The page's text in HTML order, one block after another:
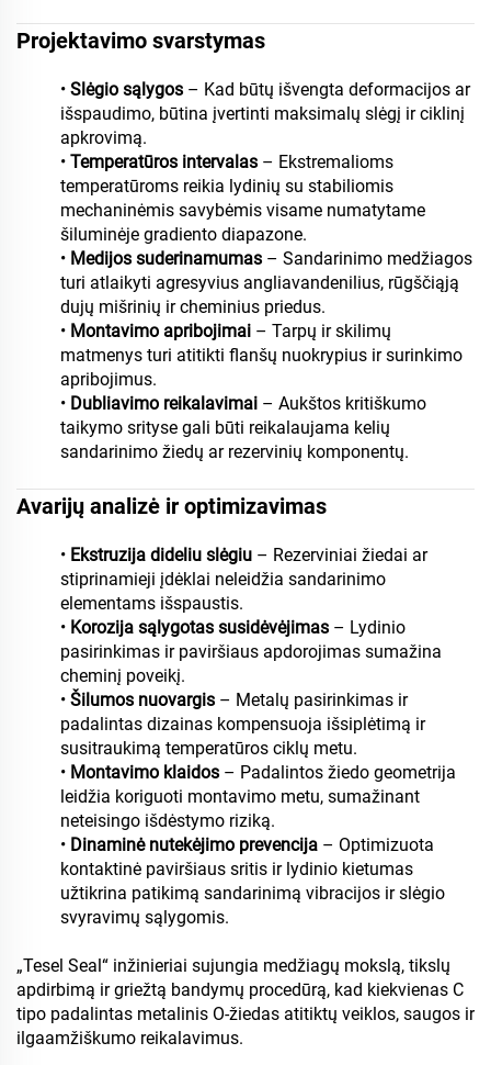
Projektavimo svarstymas
• Slėgio sąlygos – Kad būtų išvengta deformacijos ar
išspaudimo, būtina įvertinti maksimalų slėgį ir ciklinį
apkrovimą.
• Temperatūros intervalas – Ekstremalioms
temperatūroms reikia lydinių su stabiliomis
mechaninėmis savybėmis visame numatytame
šiluminėje gradiento diapazone.
• Medijos suderinamumas – Sandarinimo medžiagos
turi atlaikyti agresyvius angliavandenilius, rūgščiąją
dujų mišrinių ir cheminius priedus.
• Montavimo apribojimai – Tarpų ir skilimų
matmenys turi atitikti flanšų nuokrypius ir surinkimo
apribojimus.
• Dubliavimo reikalavimai – Aukštos kritiškumo
taikymo srityse gali būti reikalaujama kelių
sandarinimo žiedų ar rezervinių komponentų.
Avarijų analizė ir optimizavimas
• Ekstruzija dideliu slėgiu – Rezerviniai žiedai ar
stiprinamieji įdėklai neleidžia sandarinimo
elementams išspaustis.
• Korozija sąlygotas susidėvėjimas – Lydinio
pasirinkimas ir paviršiaus apdorojimas sumažina
cheminį poveikį.
• Šilumos nuovargis – Metalų pasirinkimas ir
padalintas dizainas kompensuoja išsiplėtimą ir
susitraukimą temperatūros ciklų metu.
• Montavimo klaidos – Padalintos žiedo geometrija
leidžia koriguoti montavimo metu, sumažinant
neteisingo išdėstymo riziką.
• Dinaminė nutekėjimo prevencija – Optimizuota
kontaktinė paviršiaus sritis ir lydinio kietumas
užtikrina patikimą sandarinimą vibracijos ir slėgio
svyravimų sąlygomis.
„Tesel Seal“ inžinieriai sujungia medžiagų mokslą, tikslų
apdirbimą ir griežtą bandymų procedūrą, kad kiekvienas C
tipo padalintas metalinis O-žiedas atitiktų veiklos, saugos ir
ilgaamžiškumo reikalavimus.